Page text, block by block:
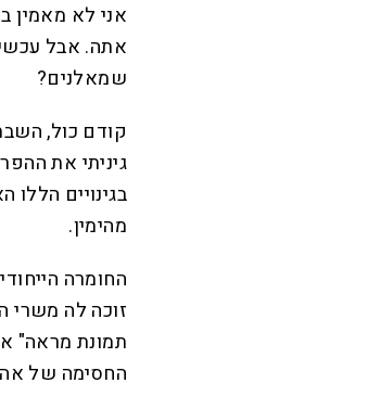
אני לא מאמין
אתה. אבל
שמאלנים?
קודם כול,
גיניתי את
בגינויים
מהימין.
החומרה
זוכה לה משרי
תמונת מראה"
החסימה של